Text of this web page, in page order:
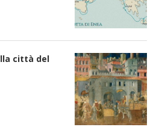
città del